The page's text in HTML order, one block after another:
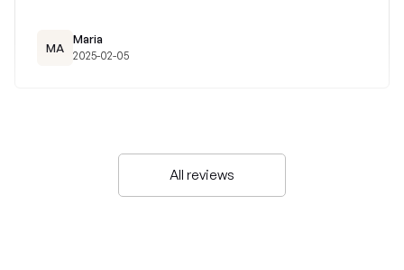
MA
Maria
2025-02-05
All reviews